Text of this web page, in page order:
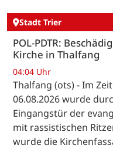
Stadt Trier
POL-PDTR:
Kirche in Thalfang
04:04 Uhr
Thalfang (ots) - Im
06.08.2026 wurde
Eingangstür der
mit rassistischen
wurde die